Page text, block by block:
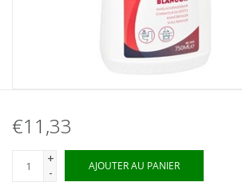
€11,33
+
-
AJOUTER AU PANIER